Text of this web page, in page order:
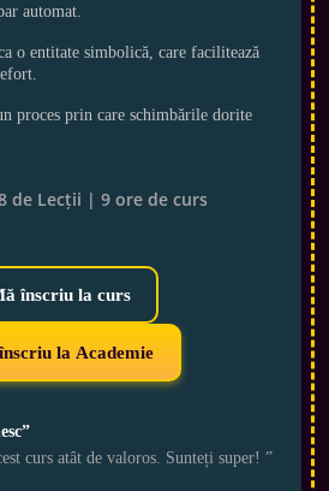
automat.
o entitate simbolică, care facilitează
proces prin care schimbările dorite
de Lecții | 9 ore de curs
înscriu la curs
la Academie
curs atât de valoros. Sunteți super! ”